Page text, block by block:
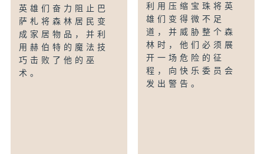
英雄们奋力阻止巴
萨札将森林居民变
成家居物品，并利
用赫伯特的魔法技
巧击败了他的巫
术。
利用压缩宝珠将英
雄们变得微不足
道，并威胁整个森
林时，他们必须展
开一场危险的征
程，向快乐委员会
发出警告。